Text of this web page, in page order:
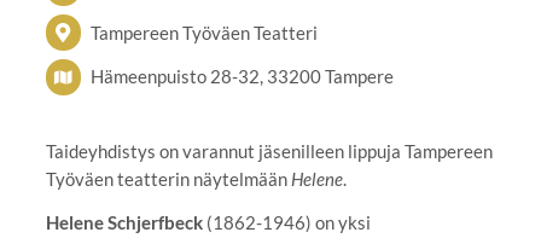
Tampereen Työväen Teatteri
Hämeenpuisto 28-32, 33200 Tampere
Taideyhdistys on varannut jäsenilleen lippuja Tampereen
Työväen teatterin näytelmään Helene.
Helene Schjerfbeck(1862-1946) on yksi